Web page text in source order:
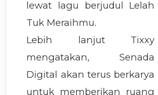
lewat lagu berjudul Lelah
Tuk Meraihmu.
Lebih lanjut Tixxy
mengatakan, Senada
Digital akan terus berkarya
untuk memberikan ruang